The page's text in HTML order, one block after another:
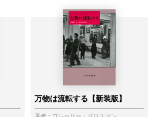
万物は流転する【新装版】